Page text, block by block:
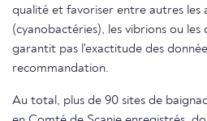
qualité et favoriser entre autres les
(cyanobactéries), les vibrions ou les
garantit pas l'exactitude des
recommandation.
Au total, plus de 90 sites de